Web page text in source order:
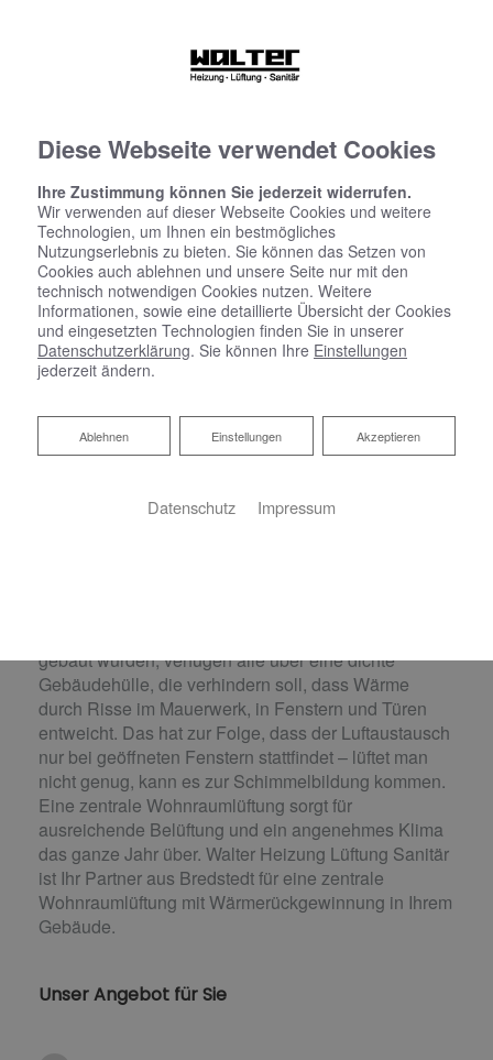
gebaut wurden, verfügen alle über eine dichte
Gebäudehülle, die verhindern soll, dass Wärme
durch Risse im Mauerwerk, in Fenstern und Türen
entweicht. Das hat zur Folge, dass der Luftaustausch
nur bei geöffneten Fenstern stattfindet – lüftet man
nicht genug, kann es zur Schimmelbildung kommen.
Eine zentrale Wohnraumlüftung sorgt für
ausreichende Belüftung und ein angenehmes Klima
das ganze Jahr über. Walter Heizung Lüftung Sanitär
ist Ihr Partner aus Bredstedt für eine zentrale
Wohnraumlüftung mit Wärmerückgewinnung in Ihrem
Gebäude.
Unser Angebot für Sie
Diese Webseite verwendet Cookies
Ihre Zustimmung können Sie jederzeit widerrufen.
Wir verwenden auf dieser Webseite Cookies und weitere
Technologien, um Ihnen ein bestmögliches
Nutzungserlebnis zu bieten. Sie können das Setzen von
Cookies auch ablehnen und unsere Seite nur mit den
technisch notwendigen Cookies nutzen. Weitere
Informationen, sowie eine detaillierte Übersicht der Cookies
und eingesetzten Technologien finden Sie in unserer
Datenschutzerklärung. Sie können Ihre Einstellungen
jederzeit ändern.
Akzeptieren
Einstellungen
Ablehnen
Ablehnen
Datenschutz Impressum